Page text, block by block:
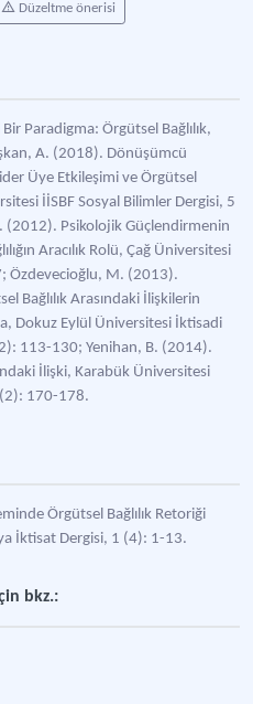
Düzeltme önerisi
Paradigma: Örgütsel Bağlılık,
A. (2018). Dönüşümcü
Üye Etkileşimi ve Örgütsel
İİSBF Sosyal Bilimler Dergisi, 5
(2012). Psikolojik Güçlendirmenin
Aracılık Rolü, Çağ Üniversitesi
Özdevecioğlu, M. (2013).
Bağlılık Arasındaki İlişkilerin
Dokuz Eylül Üniversitesi İktisadi
113-130; Yenihan, B. (2014).
İlişki, Karabük Üniversitesi
170-178.
Örgütsel Bağlılık Retoriği
İktisat Dergisi, 1 (4): 1-13.
bkz.: